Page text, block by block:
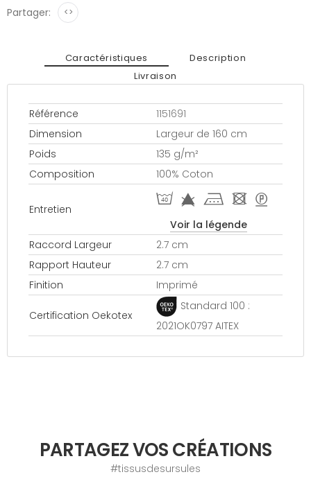
Partager: <>
Caractéristiques
Description
Livraison
Référence
1151691
Dimension
Largeur de 160 cm
Poids
135 g/m²
Composition
100% Coton
Entretien
I f k - >
Voir la légende
Raccord Largeur
2.7 cm
Rapport Hauteur
2.7 cm
Finition
Imprimé
Certification Oekotex
Standard 100 :
2021OK0797 AITEX
PARTAGEZ VOS CRÉATIONS
#tissusdesursules